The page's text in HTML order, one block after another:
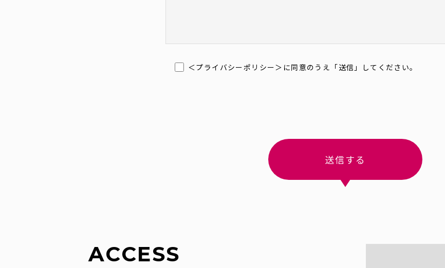
＜ プライバシーポリシー ＞に同意のうえ「送信」してください。
ACCESS